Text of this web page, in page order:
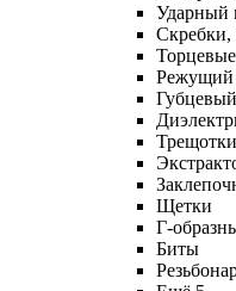
Ударный
Скребки,
Режущий
Трещотки
Щетки
Г-
Биты